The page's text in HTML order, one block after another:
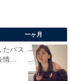
一ヶ月
たバス
情...